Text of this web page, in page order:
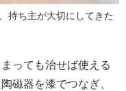
持ち主が大切にしてきた
っても治せば使える
磁器を漆でつなぎ、